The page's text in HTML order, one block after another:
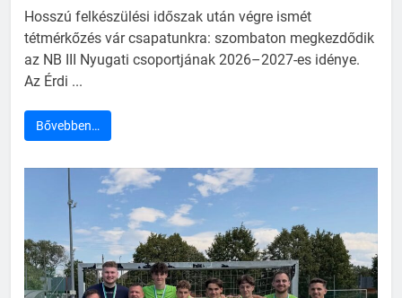
Hosszú felkészülési időszak után végre ismét
tétmérkőzés vár csapatunkra: szombaton megkezdődik
az NB III Nyugati csoportjának 2026–2027-es idénye.
Az Érdi ...
Bővebben…